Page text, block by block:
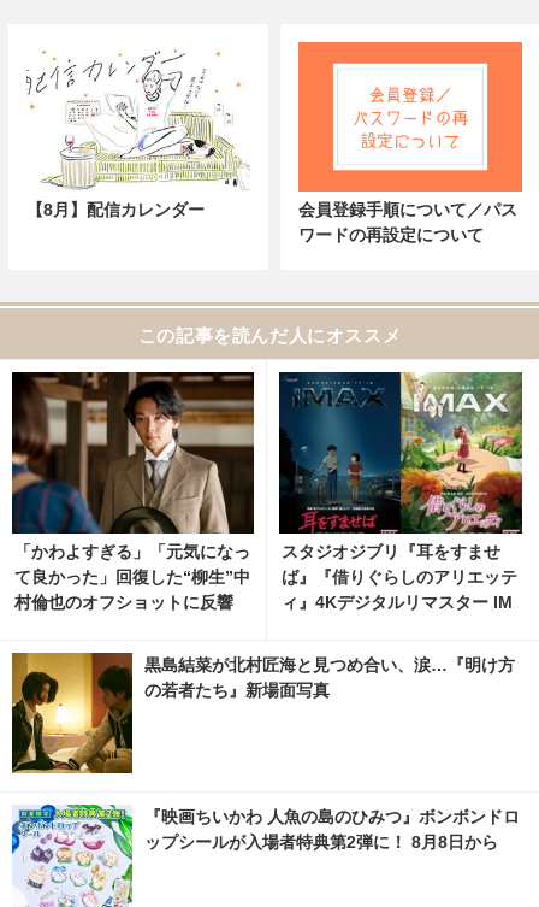
【8月】配信カレンダー
会員登録手順について／パス
ワードの再設定について
この記事を読んだ人にオススメ
「かわよすぎる」「元気になっ
て良かった」回復した“柳生”中
村倫也のオフショットに反響
スタジオジブリ『耳をすませ
ば』『借りぐらしのアリエッテ
ィ』4Kデジタルリマスター IM
黒島結菜が北村匠海と見つめ合い、涙…『明け方
の若者たち』新場面写真
『映画ちいかわ 人魚の島のひみつ』ボンボンドロ
ップシールが入場者特典第2弾に！ 8月8日から